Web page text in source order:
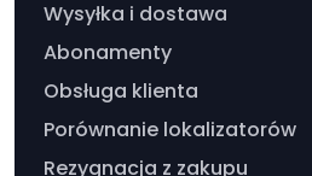
Wysyłka i dostawa
Abonamenty
Obsługa klienta
Porównanie lokalizatorów
Rezygnacja z zakupu